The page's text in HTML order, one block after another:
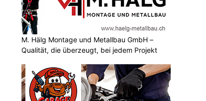
M. Hälg Montage und Metallbau GmbH –
Qualität, die überzeugt, bei jedem Projekt